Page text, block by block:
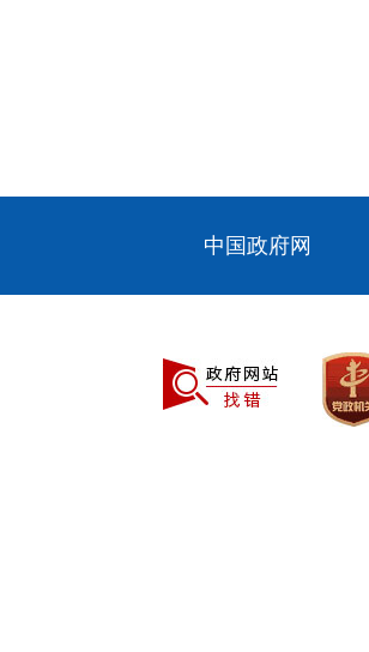
中国政府网